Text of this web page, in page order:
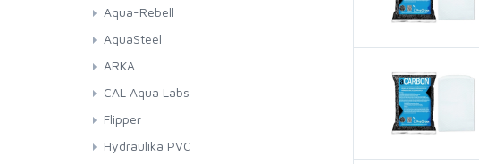
Aqua-Rebell
AquaSteel
ARKA
CAL Aqua Labs
Flipper
Hydraulika PVC